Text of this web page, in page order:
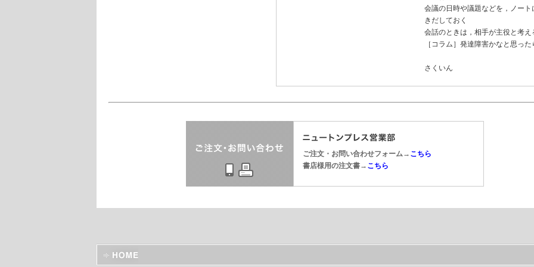
会議の日時や議題などを，ノート
きだしておく
会話のときは，相手が主役と考え
［コラム］発達障害かなと思った
さくいん
ご注文・お問い合わせフォーム→ こちら
書店様用の注文書→ こちら